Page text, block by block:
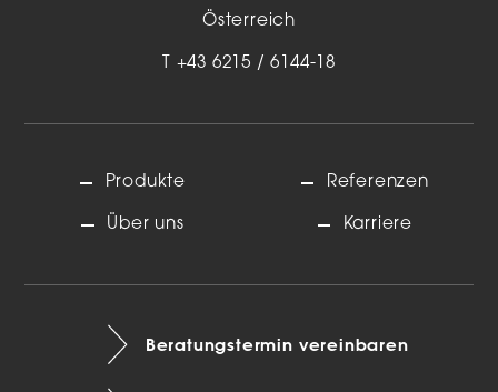
Österreich
T +43 6215 / 6144-18
Produkte
Über uns
Referenzen
Karriere
Beratungstermin vereinbaren